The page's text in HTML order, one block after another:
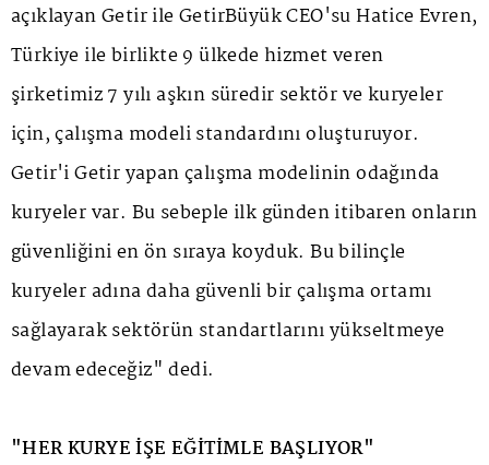
açıklayan Getir ile GetirBüyük CEO'su Hatice Evren,
Türkiye ile birlikte 9 ülkede hizmet veren
şirketimiz 7 yılı aşkın süredir sektör ve kuryeler
için, çalışma modeli standardını oluşturuyor.
Getir'i Getir yapan çalışma modelinin odağında
kuryeler var. Bu sebeple ilk günden itibaren onların
güvenliğini en ön sıraya koyduk. Bu bilinçle
kuryeler adına daha güvenli bir çalışma ortamı
sağlayarak sektörün standartlarını yükseltmeye
devam edeceğiz" dedi.
"HER KURYE İŞE EĞİTİMLE BAŞLIYOR"